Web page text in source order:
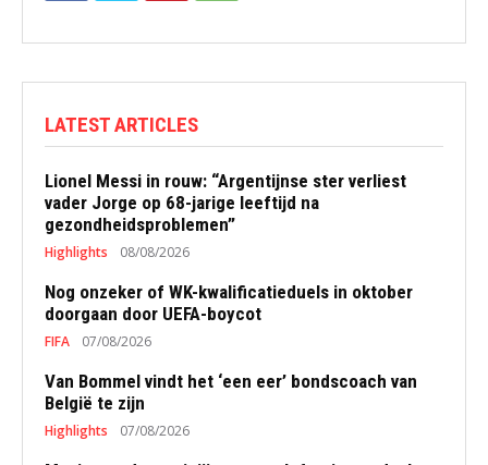
LATEST ARTICLES
Lionel Messi in rouw: “Argentijnse ster verliest
vader Jorge op 68-jarige leeftijd na
gezondheidsproblemen”
Highlights 08/08/2026
Nog onzeker of WK-kwalificatieduels in oktober
doorgaan door UEFA-boycot
FIFA 07/08/2026
Van Bommel vindt het ‘een eer’ bondscoach van
België te zijn
Highlights 07/08/2026